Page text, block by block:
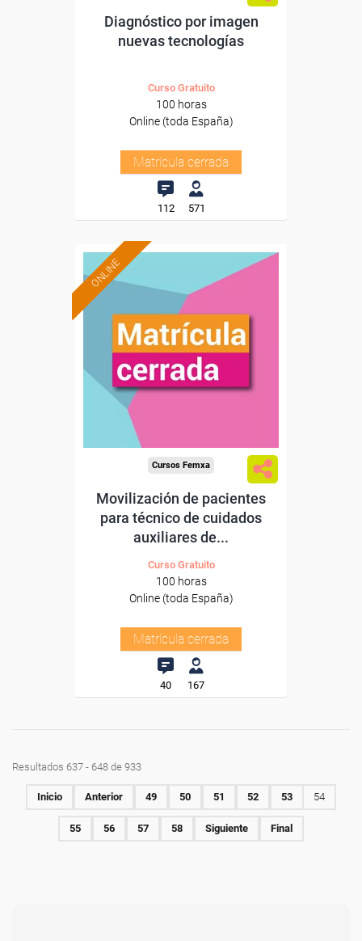
Diagnóstico por imagen
nuevas tecnologías
Curso Gratuito
100 horas
Online (toda España)
Matrícula cerrada
112 571
ONLINE
Cursos Femxa
Movilización de pacientes
para técnico de cuidados
auxiliares de...
Curso Gratuito
100 horas
Online (toda España)
Matrícula cerrada
40 167
Resultados 637 - 648 de 933
Inicio Anterior 49 50 51 52 53 54
55 56 57 58 Siguiente Final